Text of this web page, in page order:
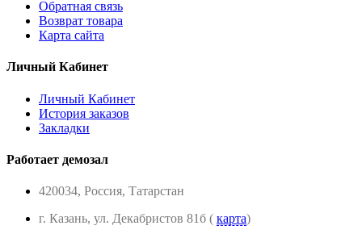
Обратная связь
Возврат товара
Карта сайта
Личный Кабинет
Личный Кабинет
История заказов
Закладки
Работает демозал
420034, Россия, Татарстан
г. Казань, ул. Декабристов 81б ( карта)